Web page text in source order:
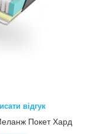
відгук
Покет Хард